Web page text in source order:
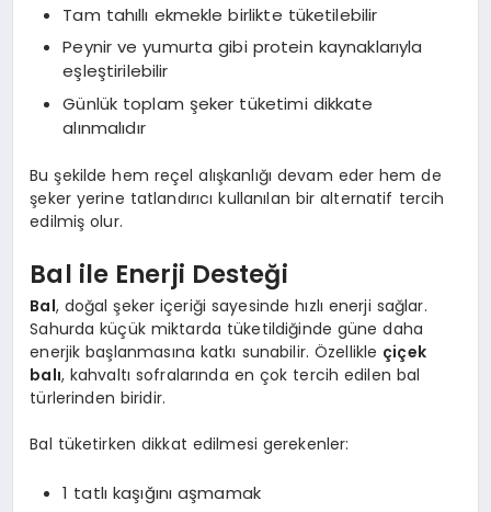
Tam tahıllı ekmekle birlikte tüketilebilir
Peynir ve yumurta gibi protein kaynaklarıyla
eşleştirilebilir
Günlük toplam şeker tüketimi dikkate
alınmalıdır
Bu şekilde hem reçel alışkanlığı devam eder hem de
şeker yerine tatlandırıcı kullanılan bir alternatif tercih
edilmiş olur.
Bal ile Enerji Desteği
Bal, doğal şeker içeriği sayesinde hızlı enerji sağlar.
Sahurda küçük miktarda tüketildiğinde güne daha
enerjik başlanmasına katkı sunabilir. Özellikle çiçek
balı, kahvaltı sofralarında en çok tercih edilen bal
türlerinden biridir.
Bal tüketirken dikkat edilmesi gerekenler:
1 tatlı kaşığını aşmamak